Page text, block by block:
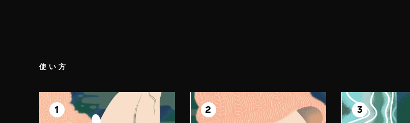
使い方
1
ステップ 1
準備 2
ステップ 2
体感 3
ステップ 3
浸る